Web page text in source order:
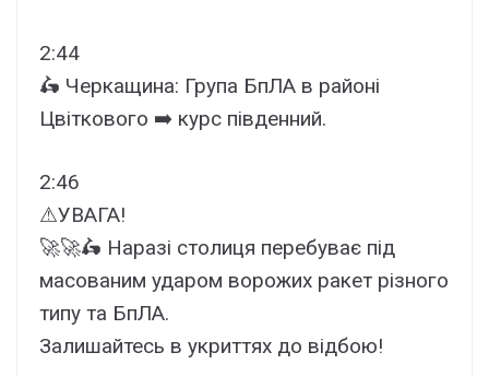
2:44
🛵 Черкащина: Група БпЛА в районі
Цвіткового ➡️ курс південний.
2:46
⚠УВАГА!
🚀🚀🛵 Наразі столиця перебуває під
масованим ударом ворожих ракет різного
типу та БпЛА.
Залишайтесь в укриттях до відбою!